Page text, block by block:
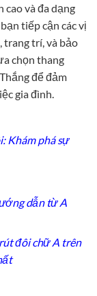
cao và đa dạng
tiếp cận các vị
trang trí, và bảo
chọn thang
để đảm
gia đình.
Khám phá sự
dẫn từ A
đôi chữ A trên